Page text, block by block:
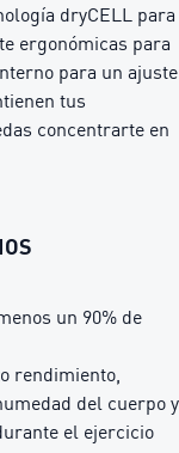
dryCELL para
ergonómicas para
para un ajuste
tus
concentrarte en
un 90% de
rendimiento,
del cuerpo y
el ejercicio